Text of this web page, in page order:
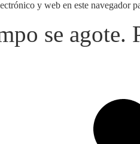
y web en este navegador
se agote.